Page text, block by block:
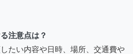
注意点は？
たい内容や日時、場所、交通費や